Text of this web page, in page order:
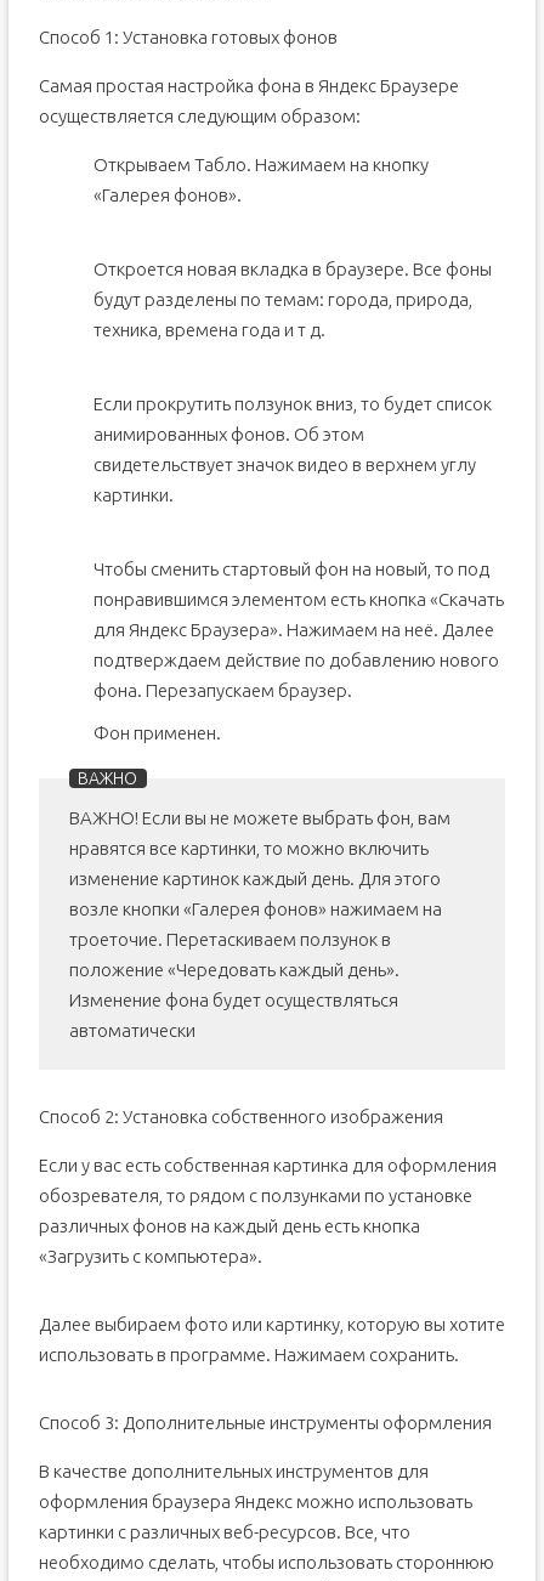
Способ 1: Установка готовых фонов
Самая простая настройка фона в Яндекс Браузере
осуществляется следующим образом:
Открываем Табло. Нажимаем на кнопку
«Галерея фонов».
Откроется новая вкладка в браузере. Все фоны
будут разделены по темам: города, природа,
техника, времена года и т д.
Если прокрутить ползунок вниз, то будет список
анимированных фонов. Об этом
свидетельствует значок видео в верхнем углу
картинки.
Чтобы сменить стартовый фон на новый, то под
понравившимся элементом есть кнопка «Скачать
для Яндекс Браузера». Нажимаем на неё. Далее
подтверждаем действие по добавлению нового
фона. Перезапускаем браузер.
Фон применен.
ВАЖНО! Если вы не можете выбрать фон, вам
нравятся все картинки, то можно включить
изменение картинок каждый день. Для этого
возле кнопки «Галерея фонов» нажимаем на
троеточие. Перетаскиваем ползунок в
положение «Чередовать каждый день».
Изменение фона будет осуществляться
автоматически
Способ 2: Установка собственного изображения
Если у вас есть собственная картинка для оформления
обозревателя, то рядом с ползунками по установке
различных фонов на каждый день есть кнопка
«Загрузить с компьютера».
Далее выбираем фото или картинку, которую вы хотите
использовать в программе. Нажимаем сохранить.
Способ 3: Дополнительные инструменты оформления
В качестве дополнительных инструментов для
оформления браузера Яндекс можно использовать
картинки с различных веб-ресурсов. Все, что
необходимо сделать, чтобы использовать стороннюю